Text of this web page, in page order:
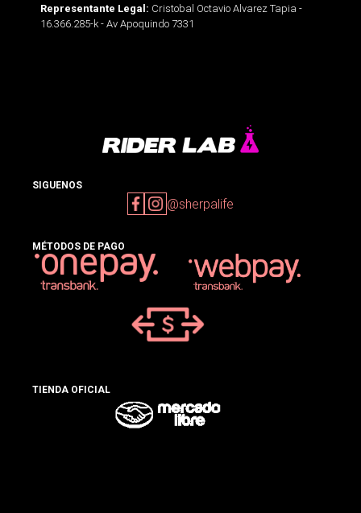
Representante Legal: Cristobal Octavio Alvarez Tapia -
16.366.285-k - Av Apoquindo 7331
SIGUENOS
@sherpalife
MÉTODOS DE PAGO
TIENDA OFICIAL